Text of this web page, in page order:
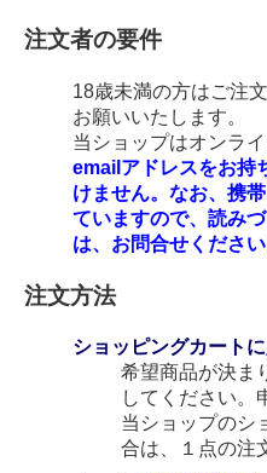
注文者の要件
18歳未満の方はご注
お願いいたします。
当ショップはオンラ
emailアドレスをお持
けません。なお、携
ていますので、読み
は、お問合せください
注文方法
ショッピングカート
希望商品が決ま
してください。
当ショップのシ
合は、１点の注